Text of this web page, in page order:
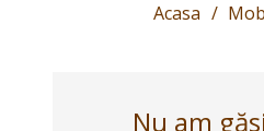
Acasa /
Nu am